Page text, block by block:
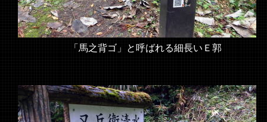
「馬之背ゴ」と呼ばれる細長いＥ郭